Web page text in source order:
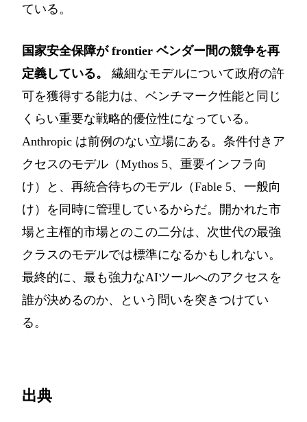
ている。
国家安全保障が frontier ベンダー間の競争を再
定義している。
繊細なモデルについて政府の許
可を獲得する能力は、ベンチマーク性能と同じ
くらい重要な戦略的優位性になっている。
Anthropic は前例のない立場にある。条件付きア
クセスのモデル（Mythos 5、重要インフラ向
け）と、再統合待ちのモデル（Fable 5、一般向
け）を同時に管理しているからだ。開かれた市
場と主権的市場とのこの二分は、次世代の最強
クラスのモデルでは標準になるかもしれない。
最終的に、最も強力なAIツールへのアクセスを
誰が決めるのか、という問いを突きつけてい
る。
出典